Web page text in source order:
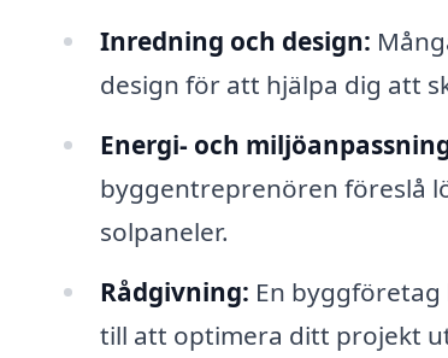
Inredning och design:
design för att hjälpa dig att
Energi- och
byggentreprenören föreslå
solpaneler.
Rådgivning: En
till att optimera ditt projekt